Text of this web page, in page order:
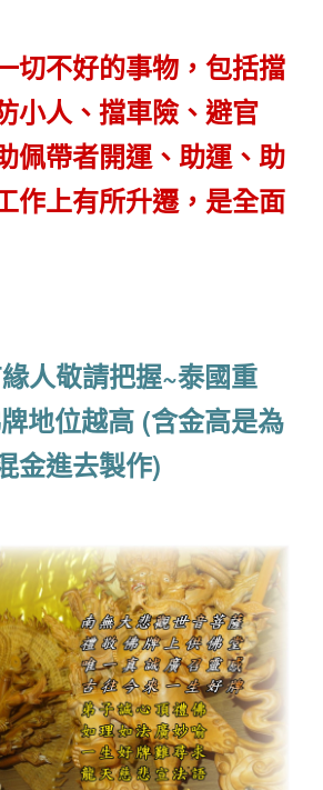
切不好的事物，包括擋
小人、擋車險、避官
佩帶者開運、助運、助
作上有所升遷，是全面
人敬請把握~泰國重
地位越高 (含金高是為
金進去製作)